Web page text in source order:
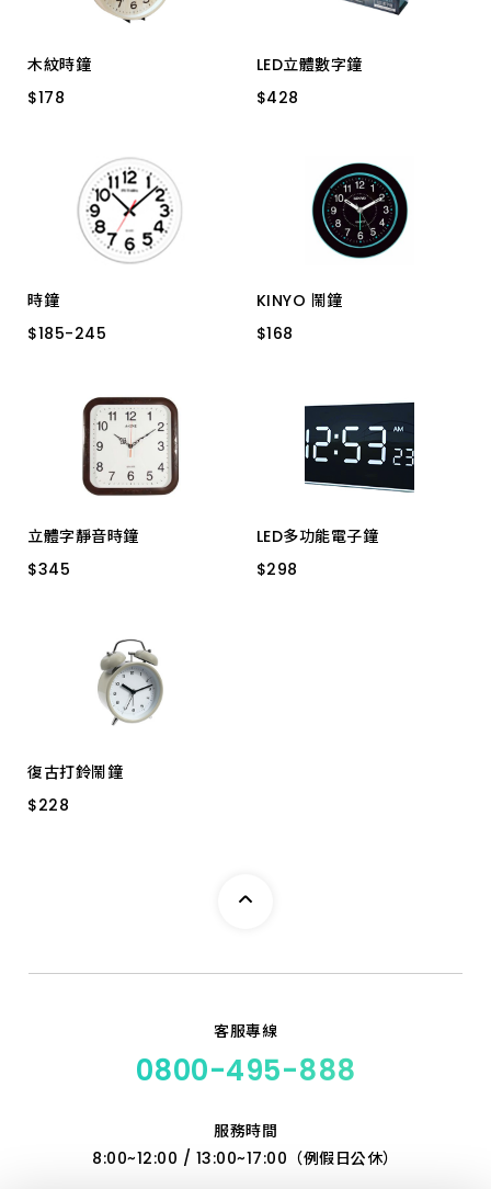
木紋時鐘
$178
$178
LED立體數字鐘
$428
$428
時鐘
$185-245
$185-245
358 光澤黑
359 亮白
KINYO 鬧鐘
$168
$168
TB-716 時尚圓形
立體字靜音時鐘
$345
$345
LED多功能電子鐘
$298
$298
復古打鈴鬧鐘
$228
$228
客服專線
0800-495-888
服務時間
8:00~12:00 / 13:00~17:00（例假日公休）